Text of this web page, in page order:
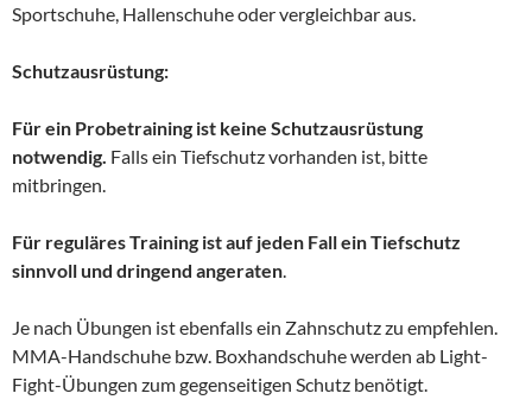
Sportschuhe, Hallenschuhe oder vergleichbar aus.
Schutzausrüstung:
Für ein Probetraining ist keine Schutzausrüstung
notwendig. Falls ein Tiefschutz vorhanden ist, bitte
mitbringen.
Für reguläres Training ist auf jeden Fall ein Tiefschutz
sinnvoll und dringend angeraten.
Je nach Übungen ist ebenfalls ein Zahnschutz zu empfehlen.
MMA-Handschuhe bzw. Boxhandschuhe werden ab Light-
Fight-Übungen zum gegenseitigen Schutz benötigt.